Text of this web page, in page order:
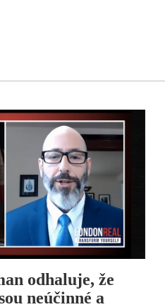
odhaluje, že
neúčinné a